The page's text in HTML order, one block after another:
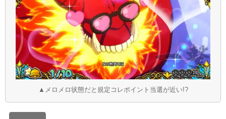
▲メロメロ状態だと規定コレポイント当選が近い!?